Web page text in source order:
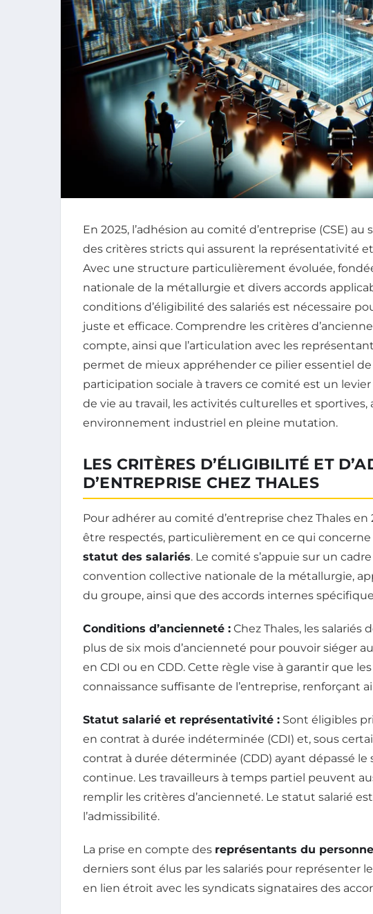
En 2025, l’adhésion au comité d’entreprise (CSE)
des critères stricts qui assurent la représentativité
Avec une structure particulièrement évoluée,
nationale de la métallurgie et divers accords
conditions d’éligibilité des salariés est nécessaire
juste et efficace. Comprendre les critères
compte, ainsi que l’articulation avec les
permet de mieux appréhender ce pilier essentiel de
participation sociale à travers ce comité est un
de vie au travail, les activités culturelles et
environnement industriel en pleine mutation.
LES CRITÈRES D’ÉLIGIBILITÉ ET
D’ENTREPRISE CHEZ THALES
Pour adhérer au comité d’entreprise chez Thales
être respectés, particulièrement en ce qui concerne
statut des salariés. Le comité s’appuie sur un
convention collective nationale de la métallurgie,
du groupe, ainsi que des accords internes
Conditions d’ancienneté : Chez Thales, les
plus de six mois d’ancienneté pour pouvoir siéger
en CDI ou en CDD. Cette règle vise à garantir que
connaissance suffisante de l’entreprise, renforçant
Statut salarié et représentativité : Sont éligibles
en contrat à durée indéterminée (CDI) et, sous
contrat à durée déterminée (CDD) ayant dépassé le
continue. Les travailleurs à temps partiel peuvent
remplir les critères d’ancienneté. Le statut salarié
l’admissibilité.
La prise en compte des représentants du
derniers sont élus par les salariés pour représenter
en lien étroit avec les syndicats signataires des